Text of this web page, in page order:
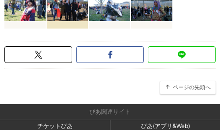
ページの先頭へ
ぴあ関連サイト
チケットぴあ
ぴあ(アプリ&Web)